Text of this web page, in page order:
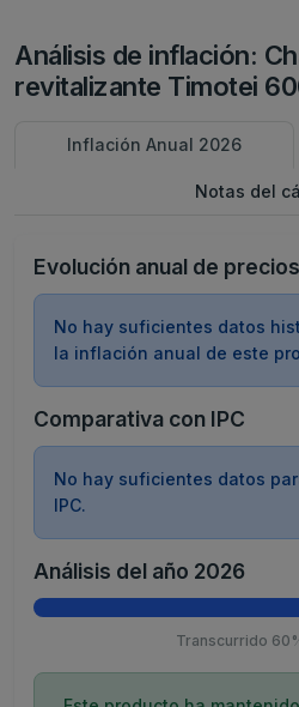
Análisis de inflación:
revitalizante Timotei
Inflación Anual 2026
Notas del
Evolución anual de precios
No hay suficientes datos
la inflación anual de este
Comparativa con IPC
No hay suficientes datos
IPC.
Análisis del año 2026
Transcurrido